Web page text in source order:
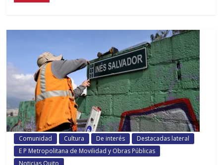
Comunidad Cultura De interés
Destacadas lateral
E P Metropolitana de Movilidad y Obras Públicas
Noticias Quito